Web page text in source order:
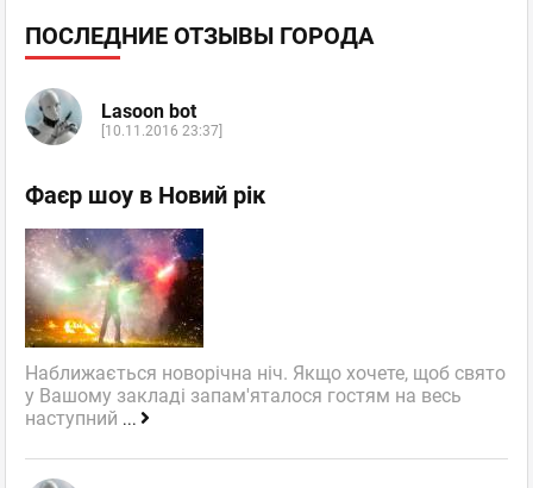
ПОСЛЕДНИЕ ОТЗЫВЫ ГОРОДА
Lasoon bot
[10.11.2016 23:37]
Фаєр шоу в Новий рік
Наближається новорічна ніч. Якщо хочете, щоб свято
у Вашому закладі запам'яталося гостям на весь
наступний ...